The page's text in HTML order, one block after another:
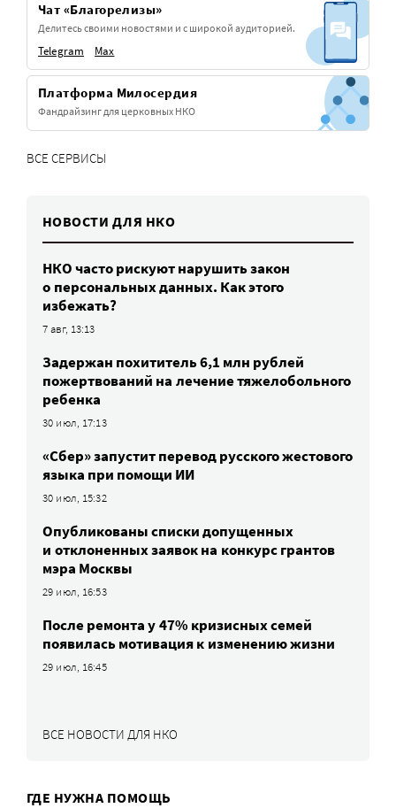
Чат «Благорелизы»
Делитесь своими новостями и с широкой аудиторией.
Telegram Max
Платформа Милосердия
Фандрайзинг для церковных НКО
ВСЕ СЕРВИСЫ
НОВОСТИ ДЛЯ НКО
НКО часто рискуют нарушить закон
о персональных данных. Как этого
избежать?
7 авг, 13:13
Задержан похититель 6,1 млн рублей
пожертвований на лечение тяжелобольного
ребенка
30 июл, 17:13
«Сбер» запустит перевод русского жестового
языка при помощи ИИ
30 июл, 15:32
Опубликованы списки допущенных
и отклоненных заявок на конкурс грантов
мэра Москвы
29 июл, 16:53
После ремонта у 47% кризисных семей
появилась мотивация к изменению жизни
29 июл, 16:45
ВСЕ НОВОСТИ ДЛЯ НКО
ГДЕ НУЖНА ПОМОЩЬ